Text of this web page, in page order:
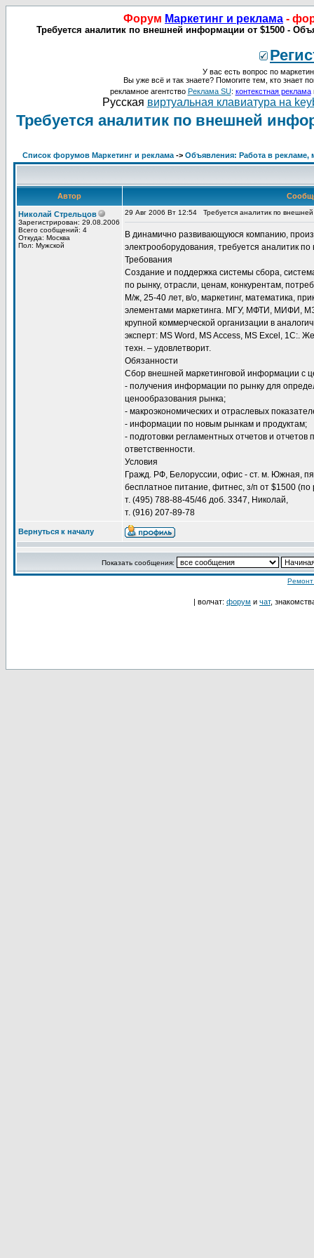
Форум Маркетинг и реклама -
Требуется аналитик по внешней информации от $1500 -
У вас есть вопрос по
Вы уже всё и так знаете? Помогите тем, кто знает
рекламное агентство Реклама SU: контекстная реклама
Русская виртуальная клавиатура на
Требуется аналитик по внешней
Список форумов Маркетинг и реклама -> Объявления: Работа в рекламе,
Автор
Николай Стрельцов
Зарегистрирован: 29.08.2006
Всего сообщений: 4
Откуда: Москва
Пол: Мужской
29 Авг 2006 Вт 12:54 Требуется аналитик по
В динамично развивающуюся компанию,
электрооборудования, требуется аналитик
Требования
Создание и поддержка системы сбора,
по рынку, отрасли, ценам, конкурентам,
М/ж, 25-40 лет, в/о, маркетинг, математика,
элементами маркетинга. МГУ, МФТИ, МИФИ,
крупной коммерческой организации в
эксперт: MS Word, MS Access, MS Excel, 1C:.
техн. – удовлетворит.
Обязанности
Сбор внешней маркетинговой информации с
- получения информации по рынку для
ценообразования рынка;
- макроэкономических и отраслевых
- информации по новым рынкам и продуктам;
- подготовки регламентных отчетов и
ответственности.
Условия
Гражд. РФ, Белоруссии, офис - ст. м. Южная,
бесплатное питание, фитнес, з/п от $1500
т. (495) 788-88-45/46 доб. 3347, Николай,
т. (916) 207-89-78
Вернуться к началу
Показать сообщения:
Ремонт
| волчат: форум и чат,